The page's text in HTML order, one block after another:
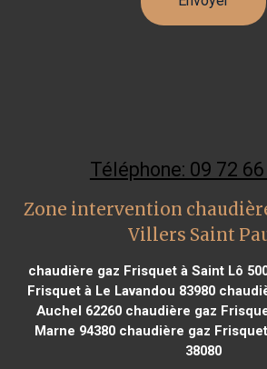
Téléphone: 09 72
Zone intervention
Villers Saint
chaudière gaz Frisquet à Saint Lô
Frisquet à Le Lavandou 83980
Auchel 62260 chaudière gaz
Marne 94380 chaudière gaz
38080